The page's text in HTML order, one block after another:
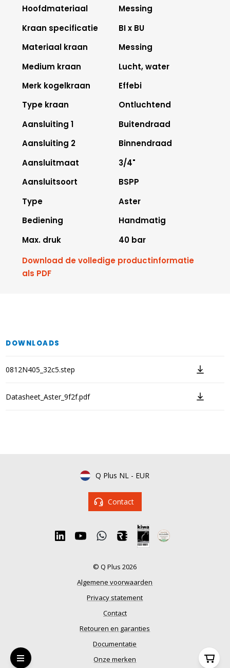
Hoofdmateriaal
Messing
Kraan specificatie
BI x BU
Materiaal kraan
Messing
Medium kraan
Lucht, water
Merk kogelkraan
Effebi
Type kraan
Ontluchtend
Aansluiting 1
Buitendraad
Aansluiting 2
Binnendraad
Aansluitmaat
3/4"
Aansluitsoort
BSPP
Type
Aster
Bediening
Handmatig
Max. druk
40 bar
Download de volledige productinformatie
als PDF
DOWNLOADS
0812N405_32c5.step
Datasheet_Aster_9f2f.pdf
Q Plus NL - EUR
Contact
© Q Plus 2026
Algemene voorwaarden
Privacy statement
Contact
Retouren en garanties
Documentatie
Onze merken